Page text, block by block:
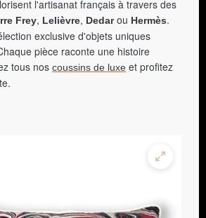
l'artisanat français à travers des
Frey, Lelièvre, Dedarou Hermès.
exclusive d'objets uniques
pièce raconte une histoire
tous nos coussins de luxe et profitez